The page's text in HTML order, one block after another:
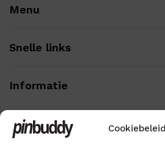
Cookiebeleid
Menu
Snelle links
Informatie